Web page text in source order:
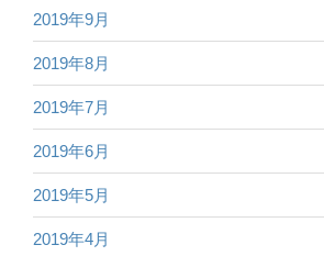
2019年9月
2019年8月
2019年7月
2019年6月
2019年5月
2019年4月